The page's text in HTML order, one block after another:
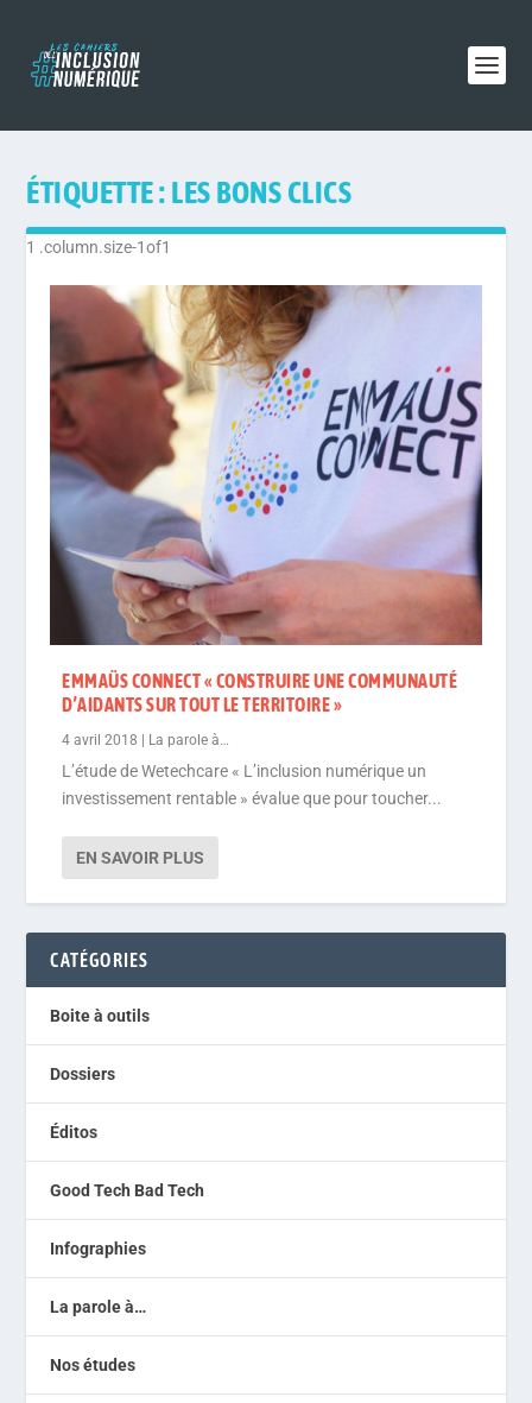
ÉTIQUETTE : LES BONS CLICS
EMMAÜS CONNECT « CONSTRUIRE UNE COMMUNAUTÉ
D’AIDANTS SUR TOUT LE TERRITOIRE »
4 avril 2018 La parole à…
L’étude de Wetechcare « L’inclusion numérique un
investissement rentable » évalue que pour toucher...
EN SAVOIR PLUS
CATÉGORIES
Boite à outils
Dossiers
Éditos
Good Tech Bad Tech
Infographies
La parole à…
Nos études